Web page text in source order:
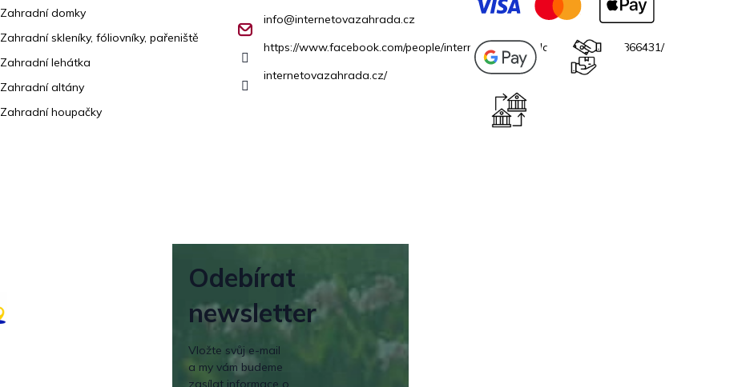
Zahradní domky
Zahradní skleníky, fóliovníky, pařeniště
Zahradní lehátka
Zahradní altány
Zahradní houpačky
info@internetovazahrada.cz
https://www.facebook.com/people/internetovazahradacz/100069706866431/
internetovazahrada.cz/
Odebírat
newsletter
Vložte svůj e-mail
a my vám budeme
zasílat informace o